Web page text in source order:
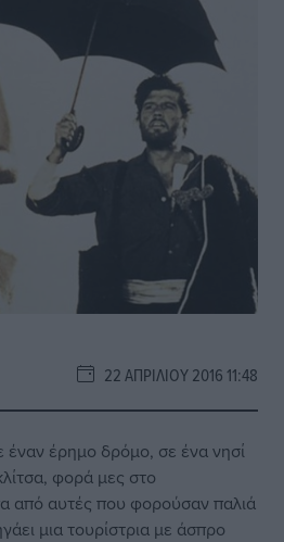
22 ΑΠΡΙΛΊΟΥ 2016 11:48
έναν έρημο δρόμο, σε ένα νησί
φορά μες στο
από αυτές που φορούσαν παλιά
μια τουρίστρια με άσπρο